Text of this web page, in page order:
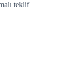
teklif